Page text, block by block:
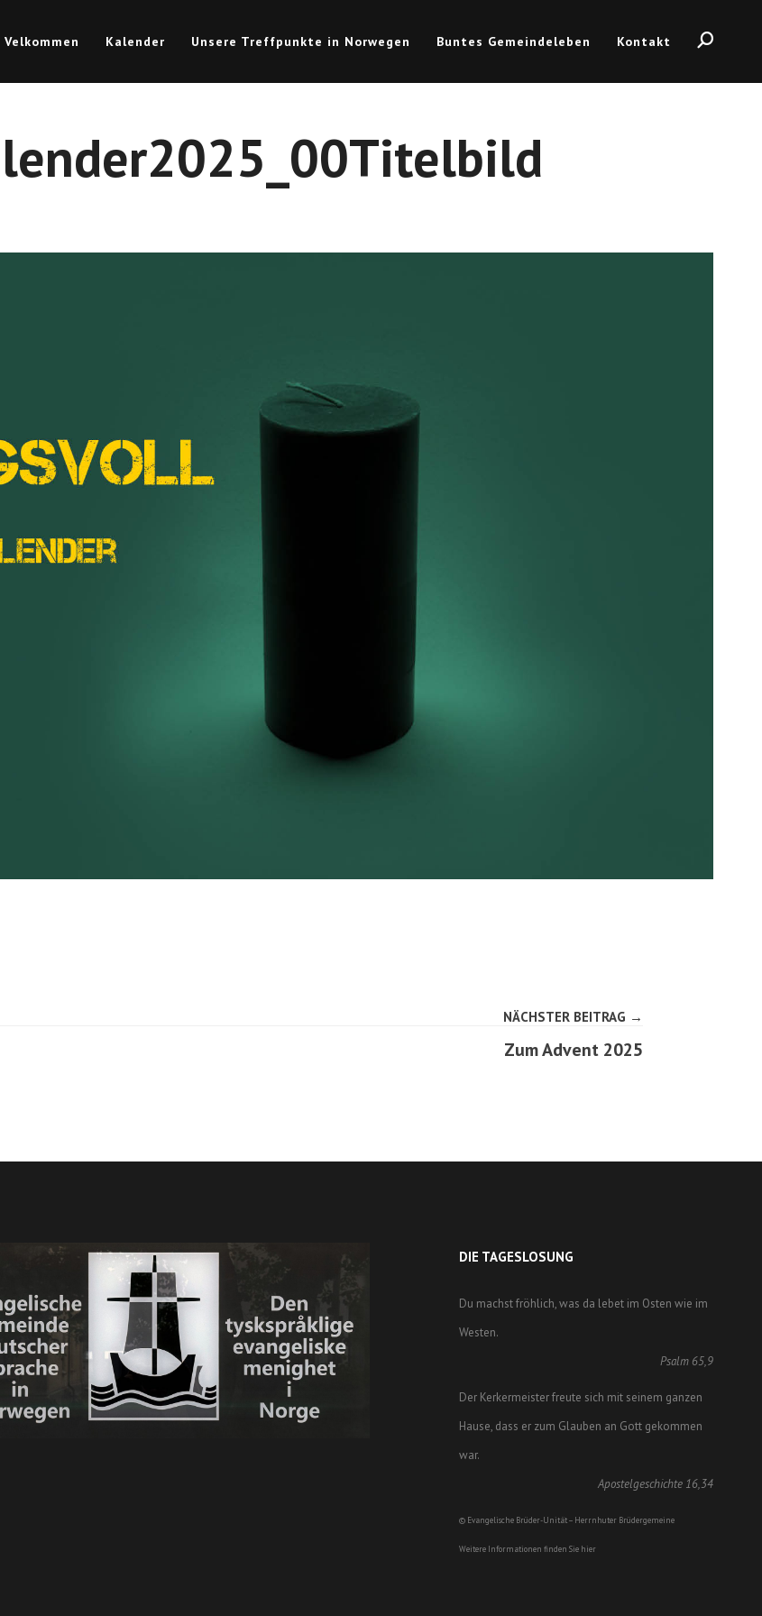
Velkommen Kalender Unsere Treffpunkte in Norwegen Buntes Gemeindeleben Kontakt
NÄCHSTER BEITRAG →
Zum Advent 2025
DIE TAGESLOSUNG
Du machst fröhlich, was da lebet im Osten wie im
Westen.
Psalm 65,9
Der Kerkermeister freute sich mit seinem ganzen
Hause, dass er zum Glauben an Gott gekommen
war.
Apostelgeschichte 16,34
© Evangelische Brüder-Unität – Herrnhuter Brüdergemeine
Weitere Informationen finden Sie hier